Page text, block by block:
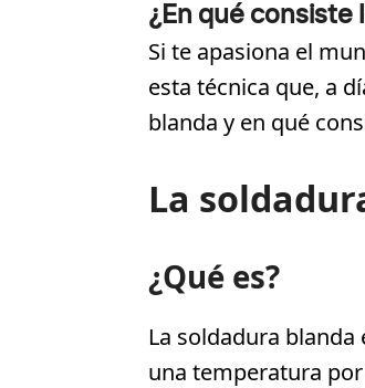
¿En qué consiste
Si te apasiona el
esta técnica que, a
blanda y en qué
La
¿Qué es?
La soldadura
una temperatura